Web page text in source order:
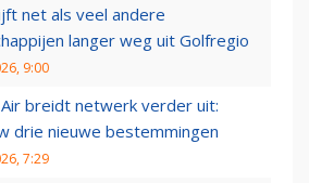
net als veel andere
langer weg uit Golfregio
9:00
Air breidt netwerk verder uit:
drie nieuwe bestemmingen
7:29